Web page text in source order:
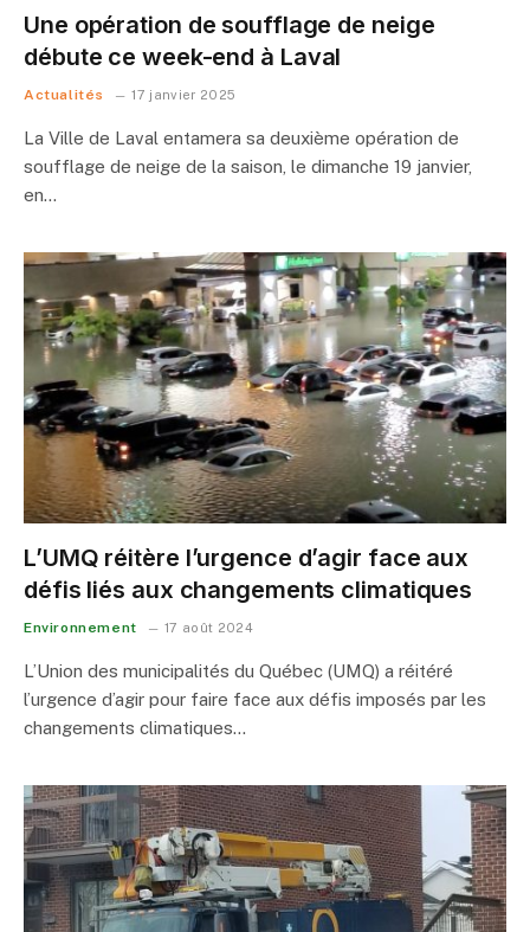
Une opération de soufflage de neige
débute ce week-end à Laval
Actualités 17 janvier 2025
La Ville de Laval entamera sa deuxième opération de
soufflage de neige de la saison, le dimanche 19 janvier,
en…
L’UMQ réitère l’urgence d’agir face aux
défis liés aux changements climatiques
Environnement 17 août 2024
L’Union des municipalités du Québec (UMQ) a réitéré
l’urgence d’agir pour faire face aux défis imposés par les
changements climatiques…